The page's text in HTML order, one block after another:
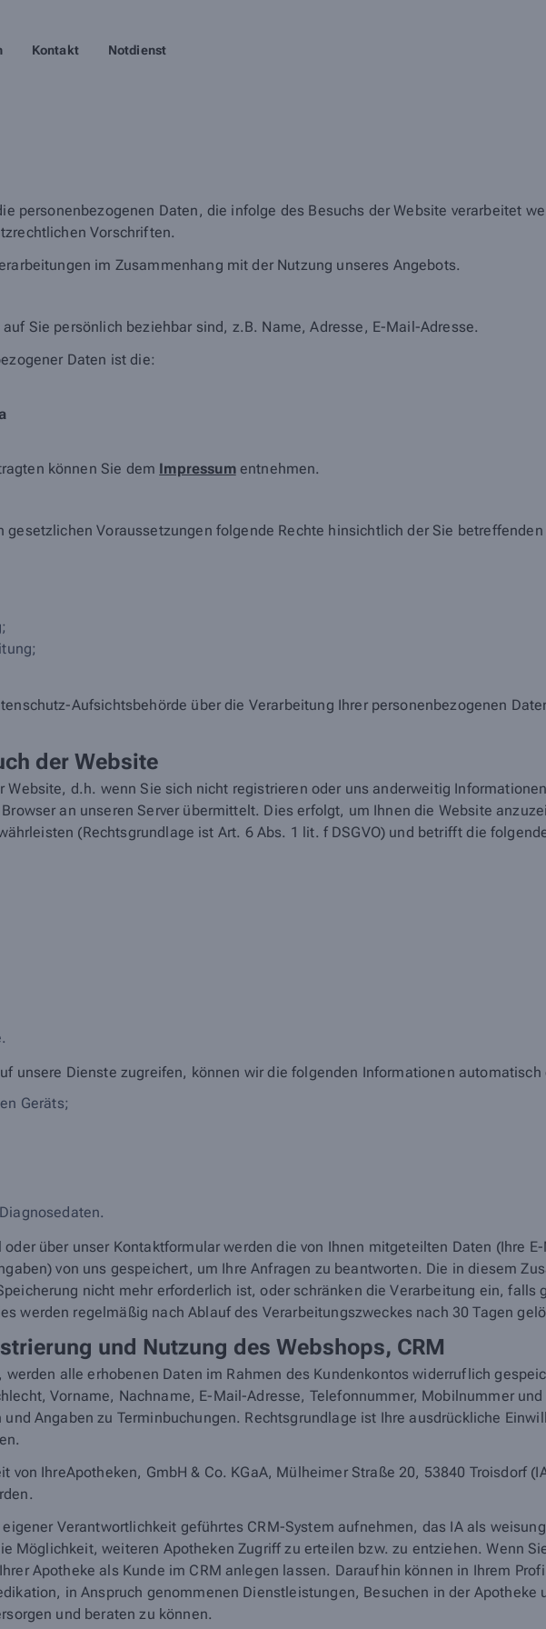
Kontakt Notdienst
personenbezogenen Daten, die infolge des Besuchs der Website verarbeitet
Vorschriften.
im Zusammenhang mit der Nutzung unseres Angebots.
Sie persönlich beziehbar sind, z.B. Name, Adresse, E-Mail-Adresse.
Daten ist die:
können Sie dem Impressumentnehmen.
Voraussetzungen folgende Rechte hinsichtlich der Sie
Aufsichtsbehörde über die Verarbeitung Ihrer personenbezogenen
der Website
Website, d.h. wenn Sie sich nicht registrieren oder uns anderweitig
an unseren Server übermittelt. Dies erfolgt, um Ihnen die Website
(Rechtsgrundlage ist Art. 6 Abs. 1 lit. f DSGVO) und betrifft die
unsere Dienste zugreifen, können wir die folgenden Informationen automatisch
Geräts;
über unser Kontaktformular werden die von Ihnen mitgeteilten Daten (Ihre
von uns gespeichert, um Ihre Anfragen zu beantworten. Die in diesem
nicht mehr erforderlich ist, oder schränken die Verarbeitung ein, falls
werden regelmäßig nach Ablauf des Verarbeitungszweckes nach 30 Tagen
und Nutzung des Webshops, CRM
alle erhobenen Daten im Rahmen des Kundenkontos widerruflich
Vorname, Nachname, E-Mail-Adresse, Telefonnummer, Mobilnummer
und Angaben zu Terminbuchungen. Rechtsgrundlage ist Ihre ausdrückliche
von IhreApotheken, GmbH & Co. KGaA, Mülheimer Straße 20, 53840 Troisdorf
Verantwortlichkeit geführtes CRM-System aufnehmen, das IA als
Möglichkeit, weiteren Apotheken Zugriff zu erteilen bzw. zu entziehen. Wenn
Apotheke als Kunde im CRM anlegen lassen. Daraufhin können in Ihrem
in Anspruch genommenen Dienstleistungen, Besuchen in der Apotheke
und beraten zu können.